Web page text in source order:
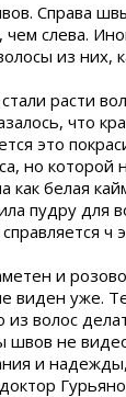
Справа
слева.
из них,
расти
что
это
но которой
как белая
пудру для
ч
и
виден уже.
из волос
швов не
и надежды,